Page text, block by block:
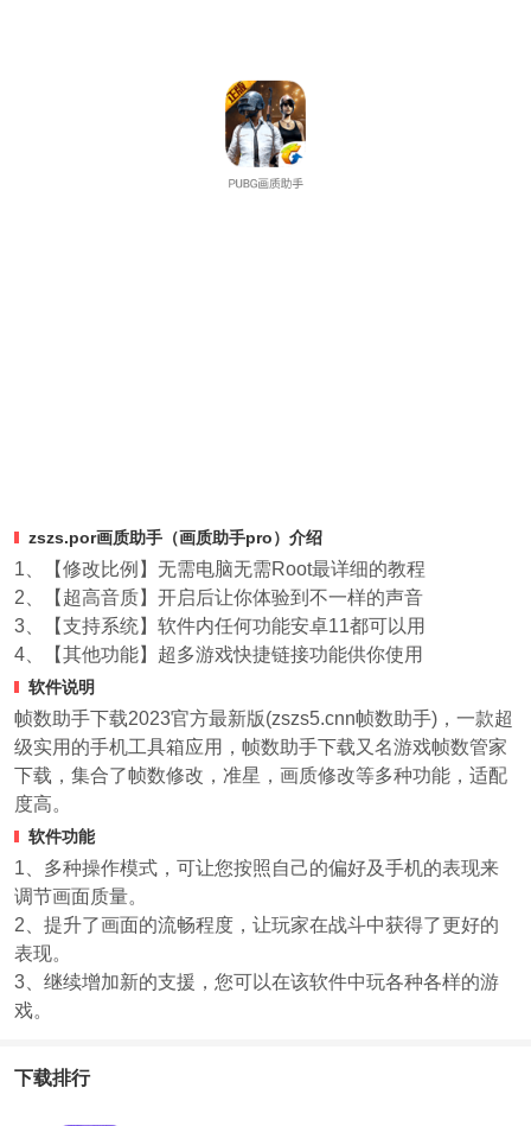
zszs.por画质助手（画质助手pro）介绍
1、【修改比例】无需电脑无需Root最详细的教程
2、【超高音质】开启后让你体验到不一样的声音
3、【支持系统】软件内任何功能安卓11都可以用
4、【其他功能】超多游戏快捷链接功能供你使用
软件说明
帧数助手下载2023官方最新版(zszs5.cnn帧数助手)，一款超
级实用的手机工具箱应用，帧数助手下载又名游戏帧数管家
下载，集合了帧数修改，准星，画质修改等多种功能，适配
度高。
软件功能
1、多种操作模式，可让您按照自己的偏好及手机的表现来
调节画面质量。
2、提升了画面的流畅程度，让玩家在战斗中获得了更好的
表现。
3、继续增加新的支援，您可以在该软件中玩各种各样的游
戏。
下载排行